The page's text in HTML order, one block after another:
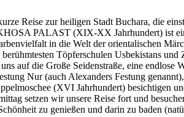
Reise zur heiligen Stadt Buchara, die
PALAST (XIX-XX Jahrhundert) ist ein
in die Welt der orientalischen
Töpferschulen Usbekistans
auf die Große Seidenstraße, eine
Nur (auch Alexanders Festung
(XVI Jahrhundert) besichtigen
setzen wir unsere Reise fort und
zu genießen und darin zu baden